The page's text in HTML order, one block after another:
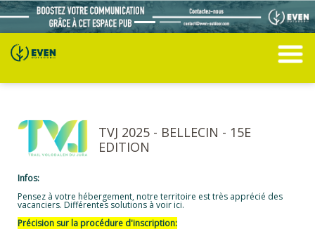
TVJ 2025 - BELLECIN - 15E
EDITION
Infos:
Pensez à votre hébergement, notre territoire est très apprécié des
vacanciers. Différentes solutions à voirici.
Précision sur la procédure d'inscription: